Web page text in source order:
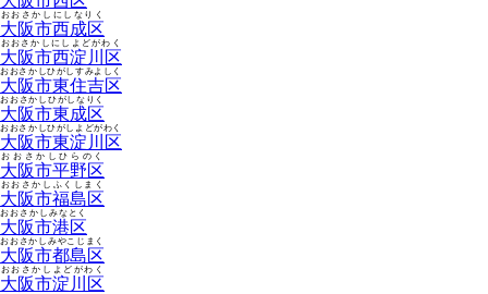
大阪市西成区
おおさかしにしなりく
大阪市西淀川区
おおさかしにしよどがわく
大阪市東住吉区
おおさかしひがしすみよしく
大阪市東成区
おおさかしひがしなりく
大阪市東淀川区
おおさかしひがしよどがわく
大阪市平野区
おおさかしひらのく
大阪市福島区
おおさかしふくしまく
大阪市港区
おおさかしみなとく
大阪市都島区
おおさかしみやこじまく
大阪市淀川区
おおさかしよどがわく